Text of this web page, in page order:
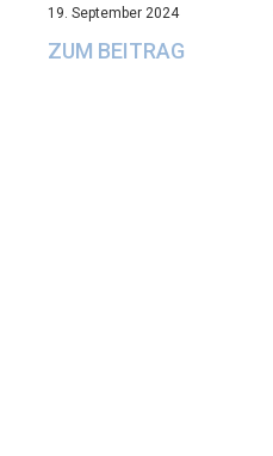
19. September 2024
ZUM BEITRAG